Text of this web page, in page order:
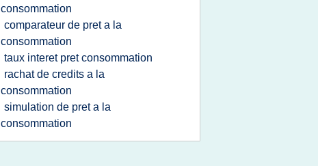
consommation
comparateur de pret a la
consommation
taux interet pret consommation
rachat de credits a la
consommation
simulation de pret a la
consommation